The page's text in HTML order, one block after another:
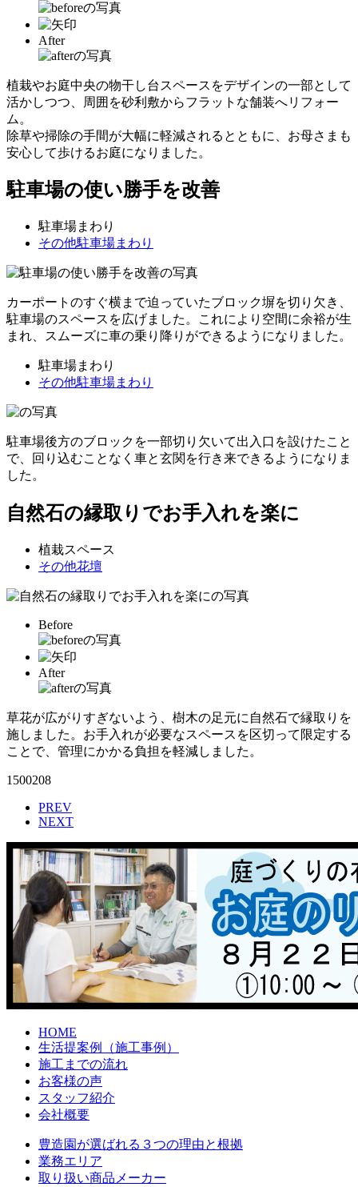
After
植栽やお庭中央の物干し台スペースをデザインの一部として
活かしつつ、周囲を砂利敷からフラットな舗装へリフォー
ム。
除草や掃除の手間が大幅に軽減されるとともに、お母さまも
安心して歩けるお庭になりました。
駐車場の使い勝手を改善
駐車場まわり
その他駐車場まわり
カーポートのすぐ横まで迫っていたブロック塀を切り欠き、
駐車場のスペースを広げました。これにより空間に余裕が生
まれ、スムーズに車の乗り降りができるようになりました。
駐車場まわり
その他駐車場まわり
駐車場後方のブロックを一部切り欠いて出入口を設けたこと
で、回り込むことなく車と玄関を行き来できるようになりま
した。
自然石の縁取りでお手入れを楽に
植栽スペース
その他花壇
Before
After
草花が広がりすぎないよう、樹木の足元に自然石で縁取りを
施しました。お手入れが必要なスペースを区切って限定する
ことで、管理にかかる負担を軽減しました。
1500208
PREV
NEXT
HOME
生活提案例（施工事例）
施工までの流れ
お客様の声
スタッフ紹介
会社概要
豊造園が選ばれる３つの理由と根拠
業務エリア
取り扱い商品メーカー